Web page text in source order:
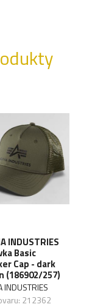
INDUSTRIES
Basic
Cap - dark
(186902/257)
INDUSTRIES
212362